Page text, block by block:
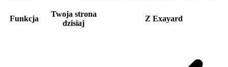
Funkcja
Twoja strona
dzisiaj
Z Exayard